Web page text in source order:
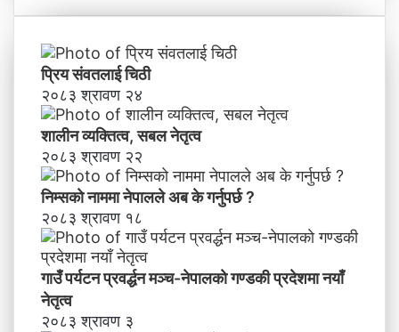
काे
ण्ड
की
प्र
दे
श
मा
न
याँ
ने
तृ
त्व
च
के
बा
नी
प्रिय संवतलाई चिठी
२०८३ श्रावण २४
शालीन व्यक्तित्व, सबल नेतृत्व
२०८३ श्रावण २२
निम्सकाे नाममा नेपालले अब के गर्नुपर्छ ?
२०८३ श्रावण १८
गाउँ पर्यटन प्रवर्द्धन मञ्च-नेपालकाे गण्डकी प्रदेशमा नयाँ
नेतृत्व
२०८३ श्रावण ३